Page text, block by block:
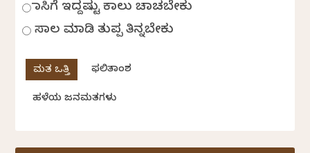
ಹಾಸಿಗೆ ಇದ್ದಷ್ಟು ಕಾಲು ಚಾಚಬೇಕು
ಸಾಲ ಮಾಡಿ ತುಪ್ಪ ತಿನ್ನಬೇಕು
ಫಲಿತಾಂಶ
ಹಳೆಯ ಜನಮತಗಳು